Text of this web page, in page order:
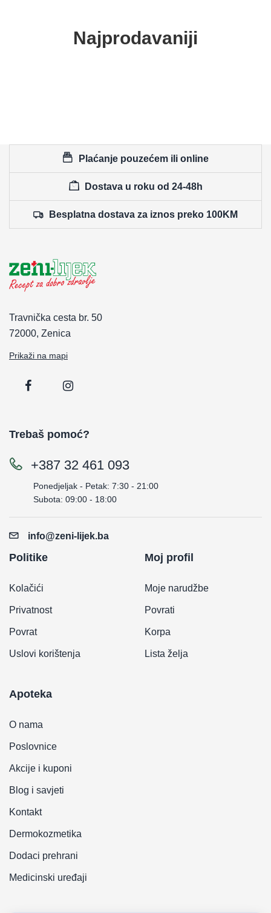
Najprodavaniji
Plaćanje pouzećem ili online
Dostava u roku od 24-48h
Besplatna dostava za iznos preko 100KM
Travnička cesta br. 50
72000, Zenica
Prikaži na mapi
Trebaš pomoć?
+387 32 461 093
Ponedjeljak - Petak: 7:30 - 21:00
Subota: 09:00 - 18:00
info@zeni-lijek.ba
Politike
Kolačići
Privatnost
Povrat
Uslovi korištenja
Moj profil
Moje narudžbe
Povrati
Korpa
Lista želja
Apoteka
O nama
Poslovnice
Akcije i kuponi
Blog i savjeti
Kontakt
Dermokozmetika
Dodaci prehrani
Medicinski uređaji